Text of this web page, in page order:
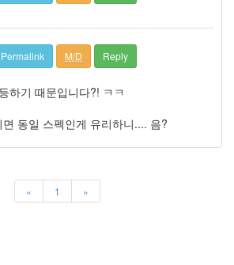
Permalink M/D Reply
하기 때문입니다?! ㅋㅋ
동일 스펙인게 유리하니.... 음?
« 1 »